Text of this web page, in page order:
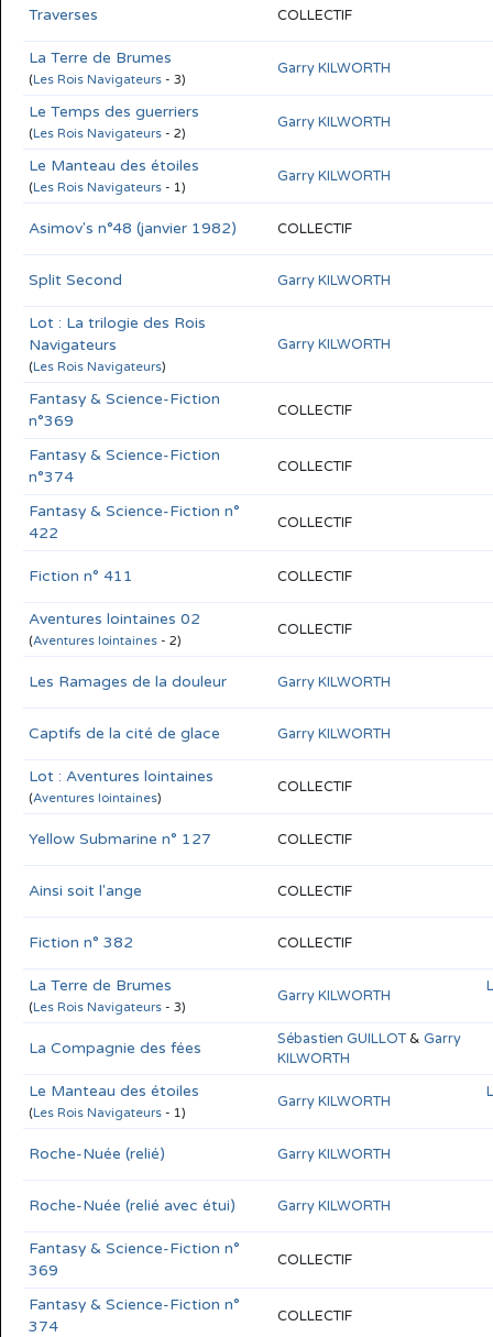
Traverses COLLECTIF
La Terre de Brumes
(Les Rois Navigateurs - 3)
Garry KILWORTH
Le Temps des guerriers
(Les Rois Navigateurs - 2)
Garry KILWORTH
Le Manteau des étoiles
(Les Rois Navigateurs - 1)
Garry KILWORTH
Asimov's n°48 (janvier 1982) COLLECTIF
Split Second Garry KILWORTH
Lot : La trilogie des Rois
Navigateurs
(Les Rois Navigateurs)
Garry KILWORTH
Fantasy & Science-Fiction
n°369
COLLECTIF
Fantasy & Science-Fiction
n°374
COLLECTIF
Fantasy & Science-Fiction n°
422
COLLECTIF
Fiction n° 411 COLLECTIF
Aventures lointaines 02
(Aventures lointaines - 2)
COLLECTIF
Les Ramages de la douleur Garry KILWORTH
Captifs de la cité de glace Garry KILWORTH
Lot : Aventures lointaines
(Aventures lointaines)
COLLECTIF
Yellow Submarine n° 127 COLLECTIF
Ainsi soit l'ange COLLECTIF
Fiction n° 382 COLLECTIF
La Terre de Brumes
(Les Rois Navigateurs - 3)
Garry KILWORTH
La Compagnie des fées Sébastien GUILLOT& Garry
KILWORTH
Le Manteau des étoiles
(Les Rois Navigateurs - 1)
Garry KILWORTH
Roche-Nuée (relié) Garry KILWORTH
Roche-Nuée (relié avec étui) Garry KILWORTH
Fantasy & Science-Fiction n°
369
COLLECTIF
Fantasy & Science-Fiction n°
374
COLLECTIF